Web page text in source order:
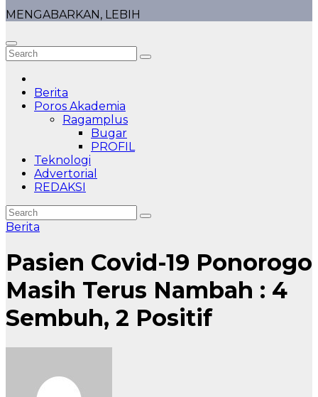
MENGABARKAN, LEBIH
Berita
Poros Akademia
Ragamplus
Bugar
PROFIL
Teknologi
Advertorial
REDAKSI
Berita
Pasien Covid-19 Ponorogo
Masih Terus Nambah : 4
Sembuh, 2 Positif